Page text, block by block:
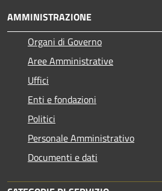
AMMINISTRAZIONE
Organi di Governo
Aree Amministrative
Uffici
Enti e fondazioni
Politici
Personale Amministrativo
Documenti e dati